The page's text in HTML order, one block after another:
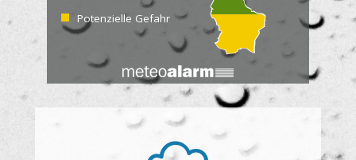
Potenzielle Gefahr